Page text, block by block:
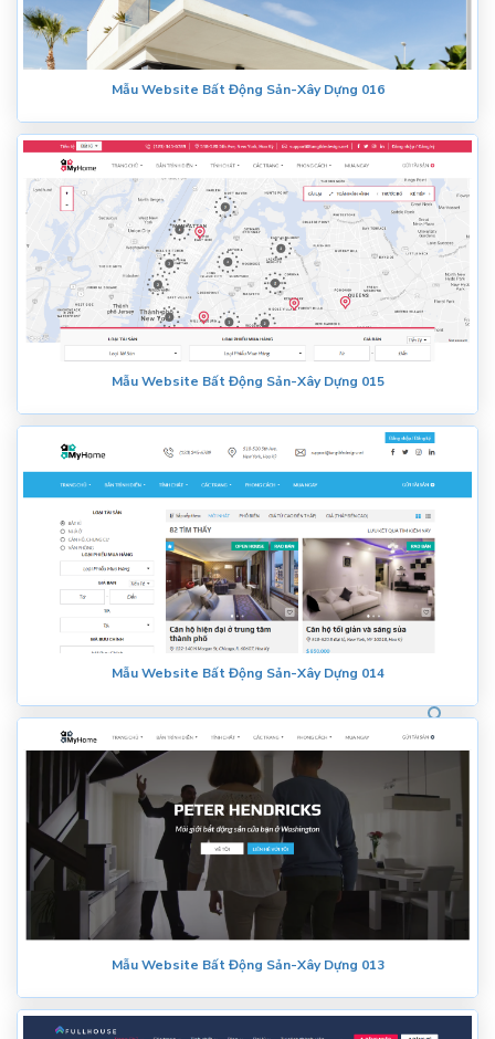
Mẫu Website Bất Động Sản-Xây Dựng 016
Mẫu Website Bất Động Sản-Xây Dựng 015
Mẫu Website Bất Động Sản-Xây Dựng 014
Mẫu Website Bất Động Sản-Xây Dựng 013